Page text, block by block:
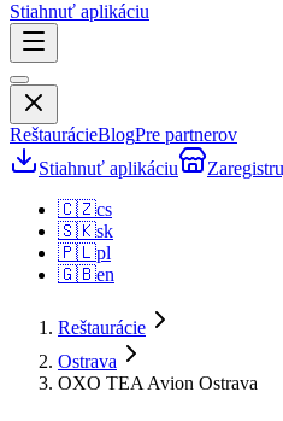
Stiahnuť aplikáciu
ReštaurácieBlogPre partnerov
Stiahnuť aplikáciu
🇨🇿cs
🇸🇰sk
🇵🇱pl
🇬🇧en
Reštaurácie
Ostrava
OXO TEA Avion Ostrava